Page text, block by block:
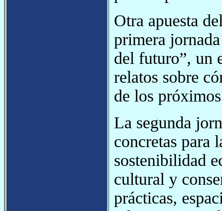
Otra apuesta
primera
del futuro”, un
relatos sobre
de los
La segunda
concretas para
sostenibilidad
cultural y
prácticas,